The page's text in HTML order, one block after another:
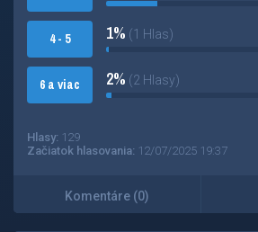
4 - 5
6 a viac
1% (1 Hlas)
2% (2 Hlasy)
Hlasy: 129
Začiatok hlasovania: 12/07/2025 19:37
Komentáre (0)